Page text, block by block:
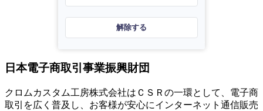
解除する
日本電子商取引事業振興財団
クロムカスタム工房株式会社はＣＳＲの一環として、電子商
取引を広く普及し、お客様が安心にインターネット通信販売